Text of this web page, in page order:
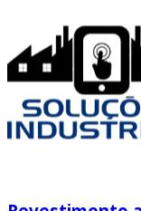
períodos
essas aplicações
revestimento
exigem alta
evidenciando seu